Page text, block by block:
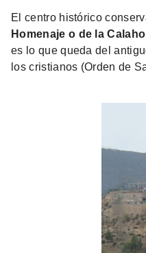
El centro histórico
Homenaje o de la
es lo que queda del
los cristianos (Orden de